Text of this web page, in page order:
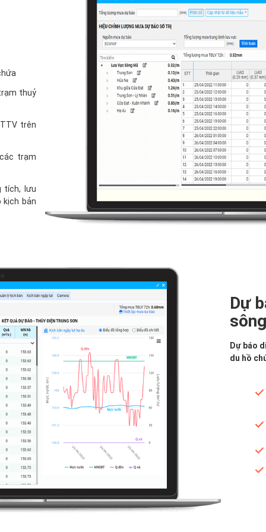
thuỷ
trên
trạm
tích, lưu
kịch bản
Dự
Dự báo
du hồ